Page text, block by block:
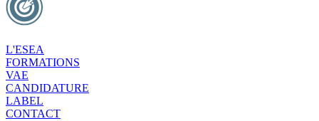
L'ESEA
FORMATIONS
VAE
CANDIDATURE
LABEL
CONTACT